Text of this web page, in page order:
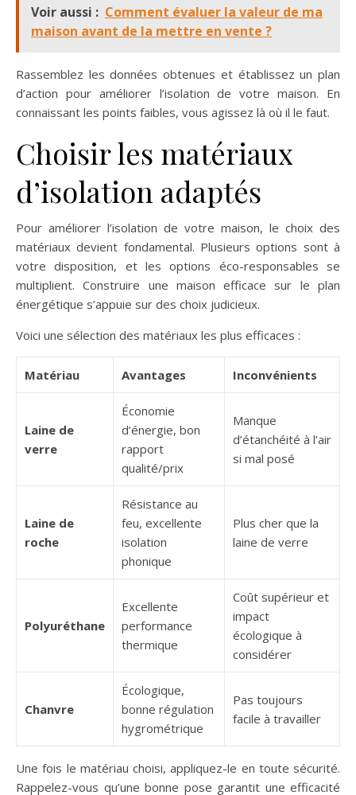
Voir aussi : Comment évaluer la valeur de ma
maison avant de la mettre en vente ?
Rassemblez les données obtenues et établissez un plan
d’action pour améliorer l’isolation de votre maison. En
connaissant les points faibles, vous agissez là où il le faut.
Choisir les matériaux
d’isolation adaptés
Pour améliorer l’isolation de votre maison, le choix des
matériaux devient fondamental. Plusieurs options sont à
votre disposition, et les options éco-responsables se
multiplient. Construire une maison efficace sur le plan
énergétique s’appuie sur des choix judicieux.
Voici une sélection des matériaux les plus efficaces :
Matériau Avantages Inconvénients
Laine de
verre
Économie
d’énergie, bon
rapport
qualité/prix
Manque
d’étanchéité à l’air
si mal posé
Laine de
roche
Résistance au
feu, excellente
isolation
phonique
Plus cher que la
laine de verre
Polyuréthane
Excellente
performance
thermique
Coût supérieur et
impact
écologique à
considérer
Chanvre
Écologique,
bonne régulation
hygrométrique
Pas toujours
facile à travailler
Une fois le matériau choisi, appliquez-le en toute sécurité.
Rappelez-vous qu’une bonne pose garantit une efficacité